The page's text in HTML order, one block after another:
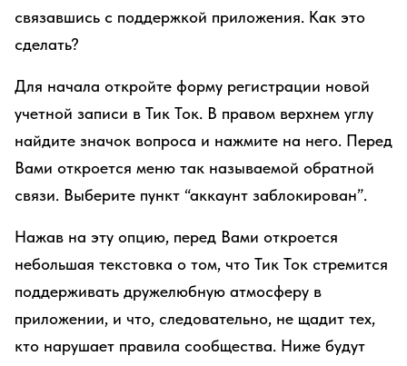
связавшись с поддержкой приложения. Как это
сделать?
Для начала откройте форму регистрации новой
учетной записи в Тик Ток. В правом верхнем углу
найдите значок вопроса и нажмите на него. Перед
Вами откроется меню так называемой обратной
связи. Выберите пункт “аккаунт заблокирован”.
Нажав на эту опцию, перед Вами откроется
небольшая текстовка о том, что Тик Ток стремится
поддерживать дружелюбную атмосферу в
приложении, и что, следовательно, не щадит тех,
кто нарушает правила сообщества. Ниже будут